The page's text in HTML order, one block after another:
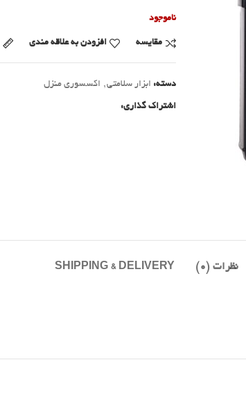
ناموجود
مقايسه افزودن به علاقه مندی
دسته: ابزار سلامتی, اکسسوری منزل
اشتراک گذاری:
نظرات (0) SHIPPING & DELIVERY